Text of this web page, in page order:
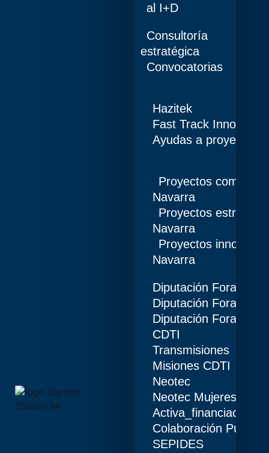
al I+D
Consultoría
estratégica
Convocatorias
Hazitek
Fast Track
Ayudas a proyectos
Proyectos
Navarra
Proyectos
Navarra
Proyectos
Navarra
Diputación Foral de
Diputación Foral de
Diputación Foral de
CDTI
Transmisiones
Misiones CDTI
Neotec
Neotec Mujeres
Activa_financiación
Colaboración
SEPIDES